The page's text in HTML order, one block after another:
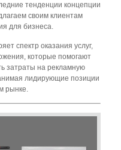
тенденции концепции
своим клиентам
для бизнеса.
спектр оказания услуг,
которые помогают
затраты на рекламную
лидирующие позиции
рынке.